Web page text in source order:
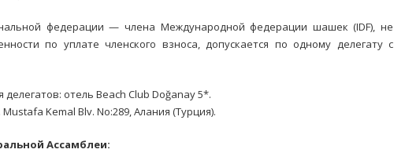
федерации — члена Международной федерации шашек (IDF), не
по уплате членского взноса, допускается по одному делегату с
делегатов: отель Beach Club Doğanay 5*.
Kemal Blv. No:289, Алания (Турция).
Ассамблеи: